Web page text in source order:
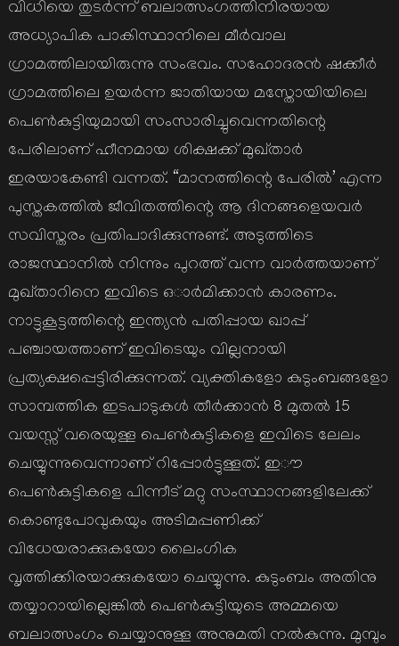
വിധിയെ തുടർന്ന് ബലാത്സംഗത്തിനിരയായ
അധ്യാപിക പാകിസ്ഥാനിലെ മീർവാല
ഗ്രാമത്തിലായിരുന്നു സംഭവം. സഹോദരൻ ഷക്കീർ
ഗ്രാമത്തിലെ ഉയർന്ന ജാതിയായ മസ്തോയിയിലെ
പെൺകുട്ടിയുമായി സംസാരിച്ചുവെന്നതിന്റെ
പേരിലാണ് ഹീനമായ ശിക്ഷക്ക് മുഖ്താർ
ഇരയാകേണ്ടി വന്നത്. “മാനത്തിന്റെ പേരിൽ’ എന്ന
പുസ്തകത്തിൽ ജീവിതത്തിന്റെ ആ ദിനങ്ങളെയവർ
സവിസ്തരം പ്രതിപാദിക്കുന്നുണ്ട്. അടുത്തിടെ
രാജസ്ഥാനിൽ നിന്നും പുറത്ത് വന്ന വാർത്തയാണ്
മുഖ്താറിനെ ഇവിടെ ഒാർമിക്കാൻ കാരണം.
നാട്ടുകൂട്ടത്തിന്റെ ഇന്ത്യൻ പതിപ്പായ ഖാപ്പ്
പഞ്ചായത്താണ് ഇവിടെയും വില്ലനായി
പ്രത്യക്ഷപ്പെട്ടിരിക്കുന്നത്. വ്യക്തികളോ കുടുംബങ്ങളോ
സാമ്പത്തിക ഇടപാടുകൾ തീർക്കാൻ 8 മുതൽ 15
വയസ്സ് വരെയുള്ള പെൺകുട്ടികളെ ഇവിടെ ലേലം
ചെയ്യുന്നുവെന്നാണ് റിപ്പോർട്ടുള്ളത്. ഇൗ
പെൺകുട്ടികളെ പിന്നീട് മറ്റു സംസ്ഥാനങ്ങളിലേക്ക്
കൊണ്ടുപോവുകയും അടിമപ്പണിക്ക്
വിധേയരാക്കുകയോ ലൈംഗിക
വൃത്തിക്കിരയാക്കുകയോ ചെയ്യുന്നു. കുടുംബം അതിനു
തയ്യാറായില്ലെങ്കിൽ പെൺകുട്ടിയുടെ അമ്മയെ
ബലാത്സംഗം ചെയ്യാനുള്ള അനുമതി നൽകുന്നു. മുമ്പും